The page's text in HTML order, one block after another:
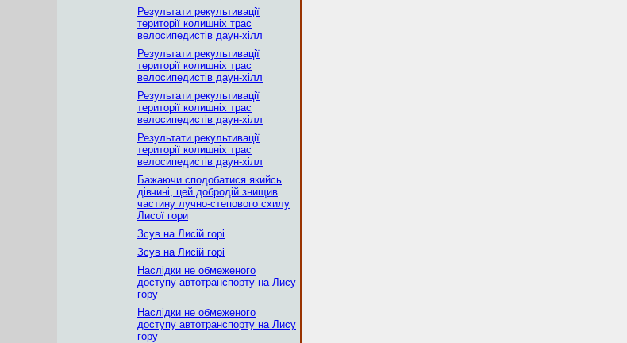
Результати рекультивації
території колишніх трас
велосипедистів даун-хілл
Результати рекультивації
території колишніх трас
велосипедистів даун-хілл
Результати рекультивації
території колишніх трас
велосипедистів даун-хілл
Результати рекультивації
території колишніх трас
велосипедистів даун-хілл
Бажаючи сподобатися якийсь
дівчині, цей добродій знищив
частину лучно-степового схилу
Лисої гори
Зсув на Лисій горі
Зсув на Лисій горі
Наслідки не обмеженого
доступу автотранспорту на Лису
гору
Наслідки не обмеженого
доступу автотранспорту на Лису
гору